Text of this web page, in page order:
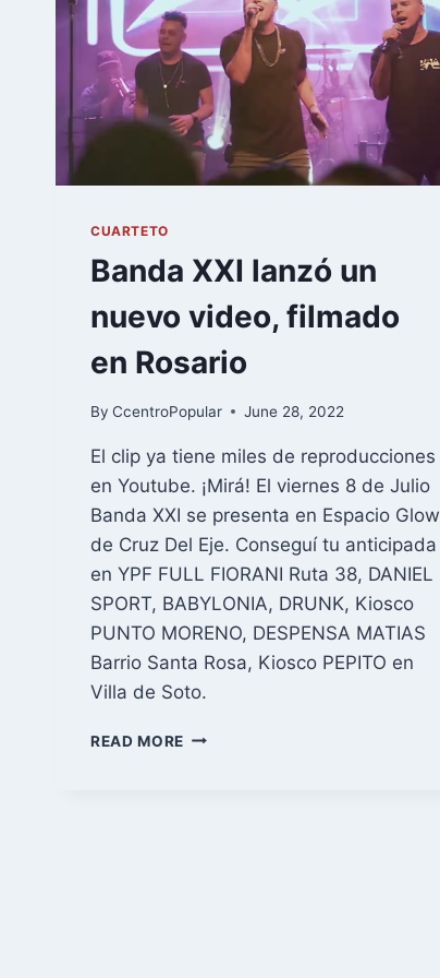
CUARTETO
Banda XXI lanzó un
nuevo video, filmado
en Rosario
By CcentroPopular June 28, 2022
El clip ya tiene miles de reproducciones
en Youtube. ¡Mirá! El viernes 8 de Julio
Banda XXI se presenta en Espacio Glow
de Cruz Del Eje. Conseguí tu anticipada
en YPF FULL FIORANI Ruta 38, DANIEL
SPORT, BABYLONIA, DRUNK, Kiosco
PUNTO MORENO, DESPENSA MATIAS
Barrio Santa Rosa, Kiosco PEPITO en
Villa de Soto.
READ MORE BANDA